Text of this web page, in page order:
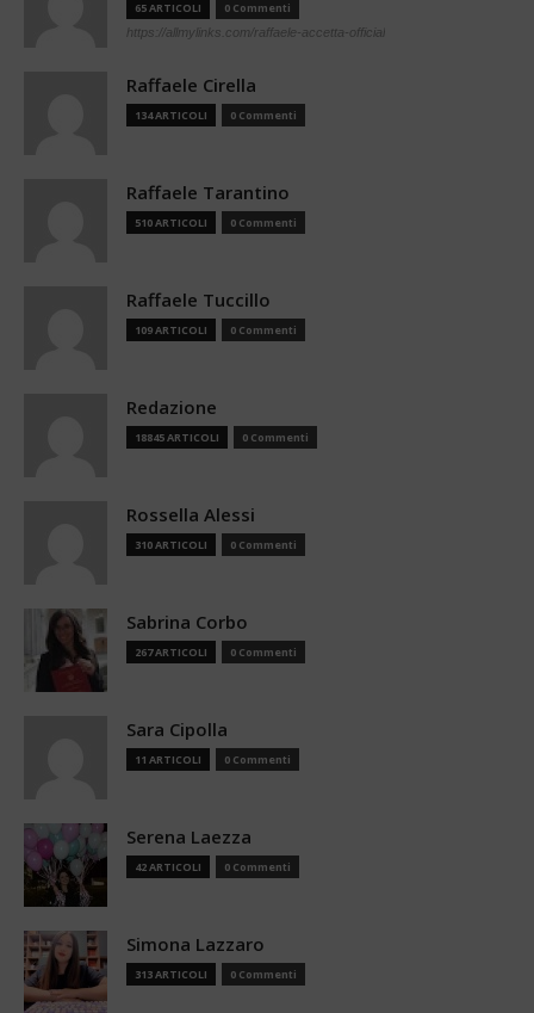
65 ARTICOLI 0 Commenti
https://allmylinks.com/raffaele-accetta-official
Raffaele Cirella
134 ARTICOLI 0 Commenti
Raffaele Tarantino
510 ARTICOLI 0 Commenti
Raffaele Tuccillo
109 ARTICOLI 0 Commenti
Redazione
18845 ARTICOLI 0 Commenti
Rossella Alessi
310 ARTICOLI 0 Commenti
Sabrina Corbo
267 ARTICOLI 0 Commenti
Sara Cipolla
11 ARTICOLI 0 Commenti
Serena Laezza
42 ARTICOLI 0 Commenti
Simona Lazzaro
313 ARTICOLI 0 Commenti